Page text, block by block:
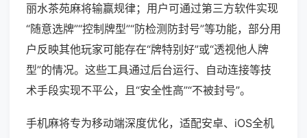
丽水茶苑麻将输赢规律；用户可通过第三方软件实现
“随意选牌”“控制牌型”“防检测防封号”等功能，部分用
户反映其他玩家可能存在“牌特别好”或“透视他人牌
型”的情况。这些工具通过后台运行、自动连接等技
术手段实现不平公，且“安全性高”“不被封号”。
手机麻将专为移动端深度优化，适配安卓、iOS全机